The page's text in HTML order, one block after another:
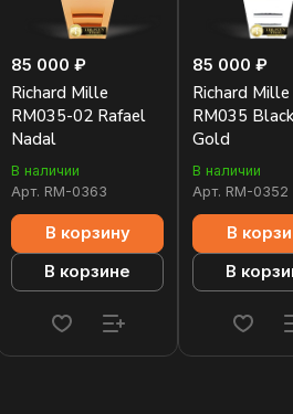
85 000 ₽
Richard Mille
RM035-02 Rafael
Nadal
В наличии
Арт. RM-0363
В корзину
В корзине
85 000 ₽
Richard Mille
RM035
Gold
В наличии
Арт. RM-0352
В
В